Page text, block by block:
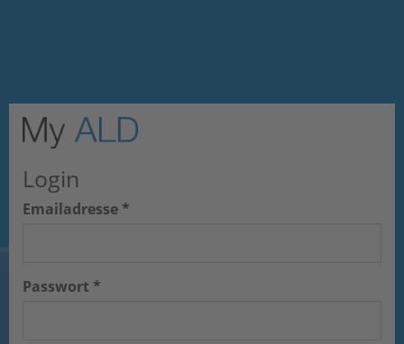
Login
Emailadresse *
Passwort *